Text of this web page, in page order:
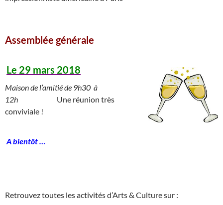
Assemblée générale
Le 29 mars 2018
Maison de l’amitié de 9h30 à
12h
Une réunion très
conviviale !
A bientôt …
Retrouvez toutes les activités d’Arts & Culture sur :